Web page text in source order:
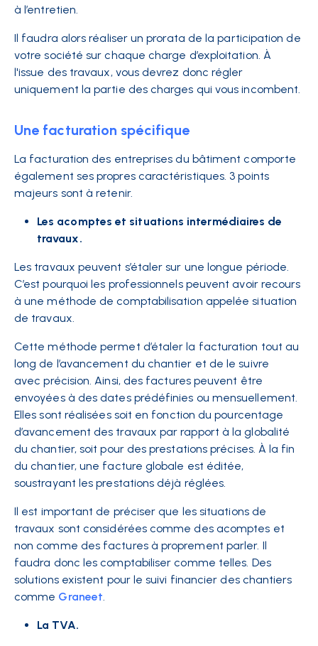
à l’entretien.
Il faudra alors réaliser un prorata de la participation de
votre société sur chaque charge d’exploitation. À
l'issue des travaux, vous devrez donc régler
uniquement la partie des charges qui vous incombent.
Une facturation spécifique
La facturation des entreprises du bâtiment comporte
également ses propres caractéristiques. 3 points
majeurs sont à retenir.
Les acomptes et situations intermédiaires de
travaux.
Les travaux peuvent s’étaler sur une longue période.
C’est pourquoi les professionnels peuvent avoir recours
à une méthode de comptabilisation appelée situation
de travaux.
Cette méthode permet d’étaler la facturation tout au
long de l’avancement du chantier et de le suivre
avec précision. Ainsi, des factures peuvent être
envoyées à des dates prédéfinies ou mensuellement.
Elles sont réalisées soit en fonction du pourcentage
d’avancement des travaux par rapport à la globalité
du chantier, soit pour des prestations précises. À la fin
du chantier, une facture globale est éditée,
soustrayant les prestations déjà réglées.
Il est important de préciser que les situations de
travaux sont considérées comme des acomptes et
non comme des factures à proprement parler. Il
faudra donc les comptabiliser comme telles. Des
solutions existent pour le suivi financier des chantiers
comme Graneet.
La TVA.